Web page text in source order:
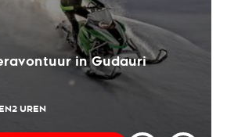
in Gudauri
2 UREN